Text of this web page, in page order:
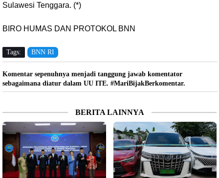
Sulawesi Tenggara. (*)
BIRO HUMAS DAN PROTOKOL BNN
Tags: BNN RI
Komentar sepenuhnya menjadi tanggung jawab komentator
sebagaimana diatur dalam UU ITE. #MariBijakBerkomentar.
BERITA LAINNYA